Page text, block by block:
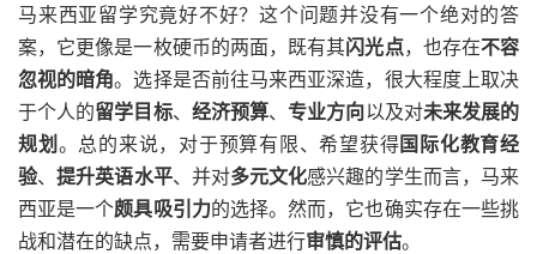
马来西亚留学究竟好不好？这个问题并没有一个绝对的答
案，它更像是一枚硬币的两面，既有其闪光点，也存在不容
忽视的暗角。选择是否前往马来西亚深造，很大程度上取决
于个人的留学目标、 经济预算、 专业方向以及对未来发展的
规划 。总的来说，对于预算有限、希望获得国际化教育经
验、提升英语水平、并对多元文化感兴趣的学生而言，马来
西亚是一个颇具吸引力的选择。然而，它也确实存在一些挑
战和潜在的缺点，需要申请者进行审慎的评估。